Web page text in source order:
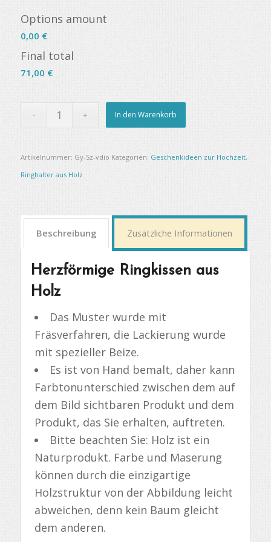
Options amount
0,00 €
Final total
71,00 €
In den Warenkorb
Artikelnummer: Gy-Sz-vdio Kategorien: Geschenkideen zur Hochzeit,
Ringhalter aus Holz
Beschreibung Zusätzliche Informationen
Herzförmige Ringkissen aus
Holz
Das Muster wurde mit
Fräsverfahren, die Lackierung wurde
mit spezieller Beize.
Es ist von Hand bemalt, daher kann
Farbtonunterschied zwischen dem auf
dem Bild sichtbaren Produkt und dem
Produkt, das Sie erhalten, auftreten.
Bitte beachten Sie: Holz ist ein
Naturprodukt. Farbe und Maserung
können durch die einzigartige
Holzstruktur von der Abbildung leicht
abweichen, denn kein Baum gleicht
dem anderen.